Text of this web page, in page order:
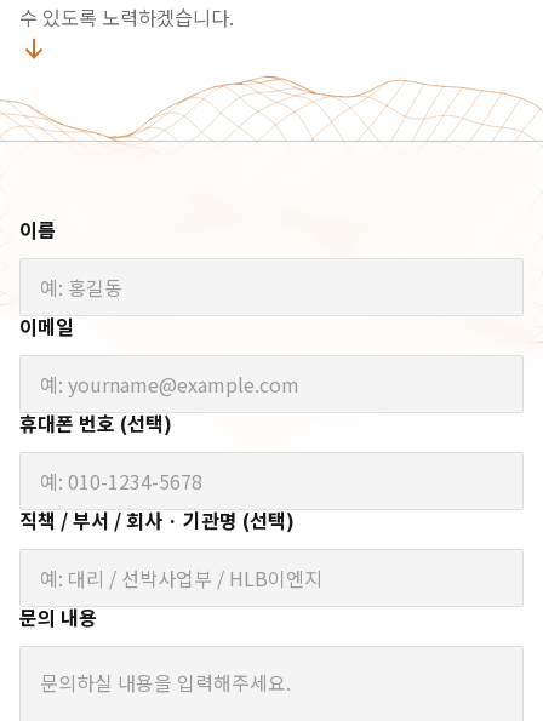
수 있도록 노력하겠습니다.
이름
이메일
휴대폰 번호 (선택)
직책 / 부서 / 회사 · 기관명 (선택)
문의 내용